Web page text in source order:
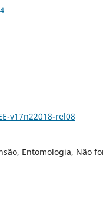
v17n22018-rel08
Entomologia, Não